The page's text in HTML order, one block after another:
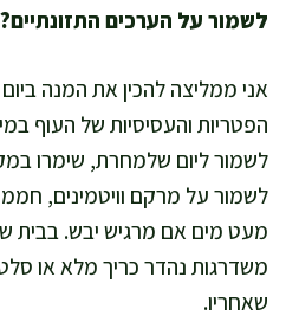
לשמור על הערכים התזונתיים?
אני ממליצה להכין את המנה
הפטריות והעסיסיות של העוף
לשמור ליום שלמחרת, שימרו
לשמור על מרקם וויטמינים,
מעט מים אם מרגיש יבש. בבית
משדרגות נהדר כריך מלא או
שאחריו.